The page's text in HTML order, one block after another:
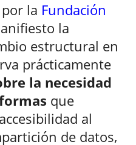
la Fundación
la
estructural en
prácticamente
la necesidad
que
al
de datos,